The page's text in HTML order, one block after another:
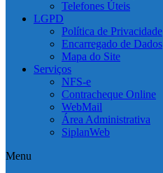
Telefones Úteis
LGPD
Política de Privacidade
Encarregado de Dados
Mapa do Site
Serviços
NFS-e
Contracheque Online
WebMail
Área Administrativa
SiplanWeb
Menu